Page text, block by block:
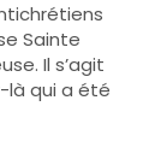
Sainte
Il s’agit
là qui a été